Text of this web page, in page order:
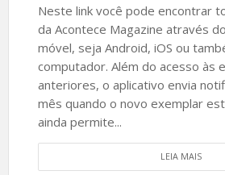
Neste link você pode encontrar
da Acontece Magazine através
móvel, seja Android, iOS ou
computador. Além do acesso às
anteriores, o aplicativo envia
mês quando o novo exemplar
ainda permite...
LEIA MAIS